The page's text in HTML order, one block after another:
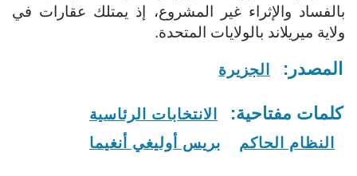
بالفساد والإثراء غير المشروع، إذ يمتلك عقارات في
ولاية ميريلاند بالولايات المتحدة.
المصدر: الجزيرة
كلمات مفتاحية:
الانتخابات الرئاسية
النظام الحاكم
بريس أوليغي أنغيما